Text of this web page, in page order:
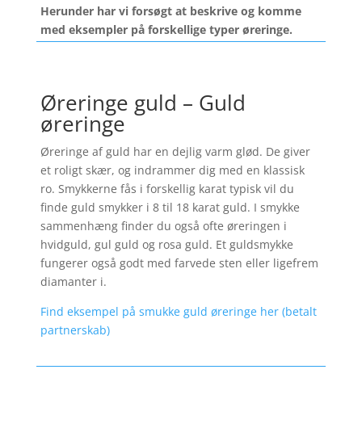
Herunder har vi forsøgt at beskrive og komme
med eksempler på forskellige typer øreringe.
Øreringe guld – Guld
øreringe
Øreringe af guld har en dejlig varm glød. De giver
et roligt skær, og indrammer dig med en klassisk
ro. Smykkerne fås i forskellig karat typisk vil du
finde guld smykker i 8 til 18 karat guld. I smykke
sammenhæng finder du også ofte øreringen i
hvidguld, gul guld og rosa guld. Et guldsmykke
fungerer også godt med farvede sten eller ligefrem
diamanter i.
Find eksempel på smukke guld øreringe her (betalt
partnerskab)